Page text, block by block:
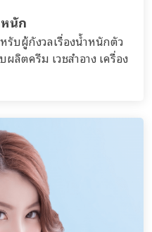
นัก
รับผู้กังวลเรื่องน้ำหนักตัว
ลิตครีม เวชสำอาง เครื่อง